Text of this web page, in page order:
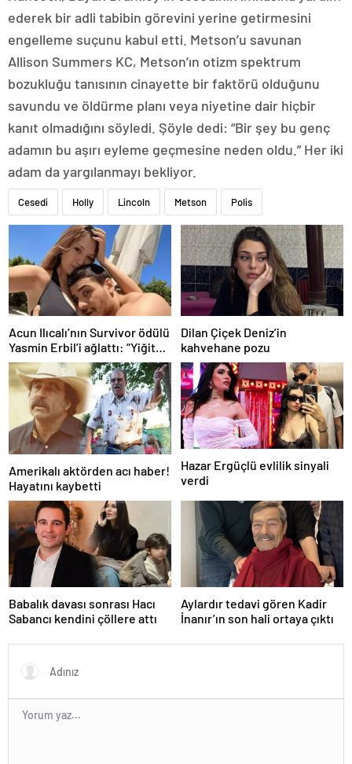
ederek bir adli tabibin görevini yerine getirmesini
engelleme suçunu kabul etti. Metson’u savunan
Allison Summers KC, Metson’ın otizm spektrum
bozukluğu tanısının cinayette bir faktörü olduğunu
savundu ve öldürme planı veya niyetine dair hiçbir
kanıt olmadığını söyledi. Şöyle dedi: “Bir şey bu genç
adamın bu aşırı eyleme geçmesine neden oldu.” Her iki
adam da yargılanmayı bekliyor.
Cesedi Holly Lincoln Metson Polis
Acun Ilıcalı’nın Survivor ödülü
Yasmin Erbil’i ağlattı: “Yiğit
kazansın”
Dilan Çiçek Deniz’in
kahvehane pozu
Amerikalı aktörden acı haber!
Hayatını kaybetti
Hazar Ergüçlü evlilik sinyali
verdi
Babalık davası sonrası Hacı
Sabancı kendini çöllere attı
Aylardır tedavi gören Kadir
İnanır’ın son hali ortaya çıktı